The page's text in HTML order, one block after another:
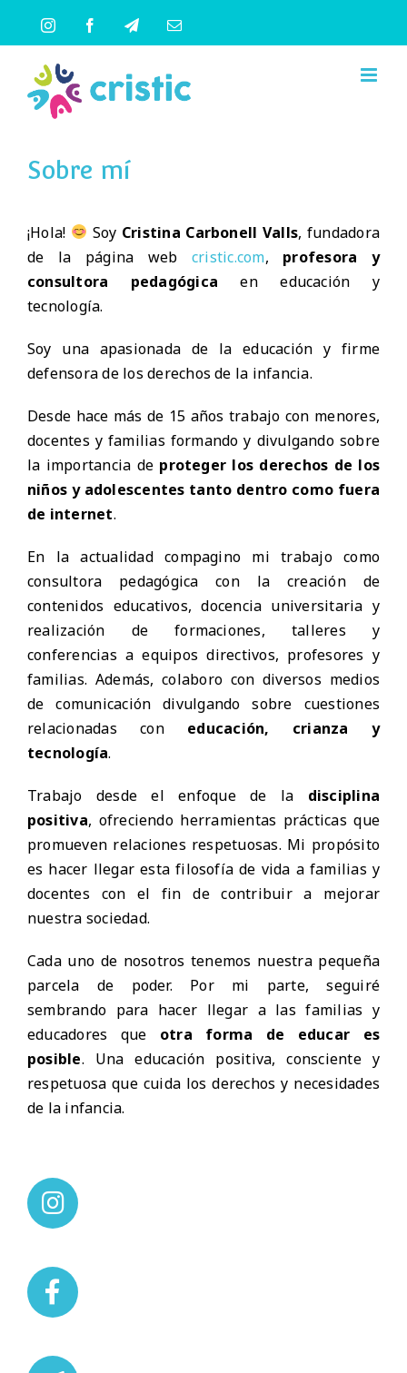
contenido
InstagramFacebookTelegramCorreo
Sobre mí
¡Hola! Soy Cristina Carbonell Valls, fundadora
de la página web cristic.com, profesora y
consultora pedagógica en educación y
tecnología.
Soy una apasionada de la educación y firme
defensora de los derechos de la infancia.
Desde hace más de 15 años trabajo con menores,
docentes y familias formando y divulgando sobre
la importancia de proteger los derechos de los
niños y adolescentes tanto dentro como fuera
de internet.
En la actualidad compagino mi trabajo como
consultora pedagógica con la creación de
contenidos educativos, docencia universitaria y
realización de formaciones, talleres y
conferencias a equipos directivos, profesores y
familias. Además, colaboro con diversos medios
de comunicación divulgando sobre cuestiones
relacionadas con educación, crianza y
tecnología.
Trabajo desde el enfoque de la disciplina
positiva, ofreciendo herramientas prácticas que
promueven relaciones respetuosas. Mi propósito
es hacer llegar esta filosofía de vida a familias y
docentes con el fin de contribuir a mejorar
nuestra sociedad.
Cada uno de nosotros tenemos nuestra pequeña
parcela de poder. Por mi parte, seguiré
sembrando para hacer llegar a las familias y
educadores que otra forma de educar es
posible. Una educación positiva, consciente y
respetuosa que cuida los derechos y necesidades
de la infancia.